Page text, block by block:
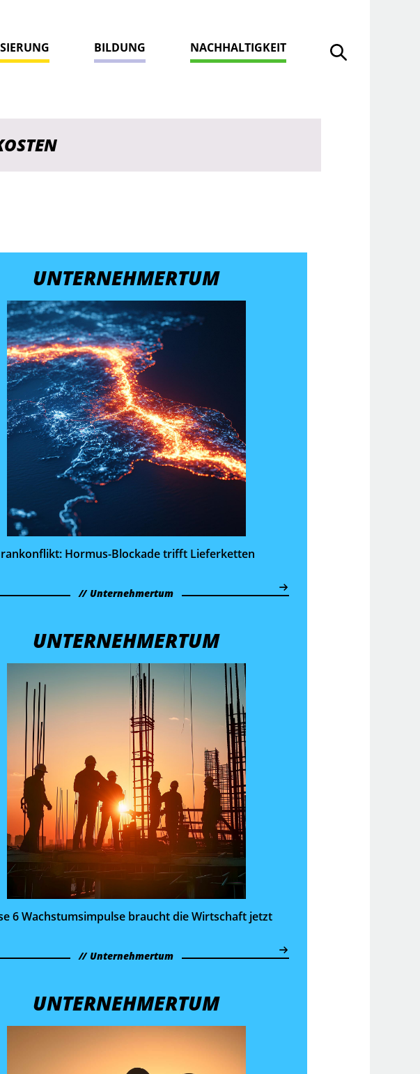
Suche öffnen
BILDUNG NACHHALTIGKEIT
UNTERNEHMERTUM
Hormus-Blockade trifft Lieferketten
Unternehmertum
UNTERNEHMERTUM
6 Wachstums­impulse braucht die Wirtschaft jetzt
Unternehmertum
UNTERNEHMERTUM